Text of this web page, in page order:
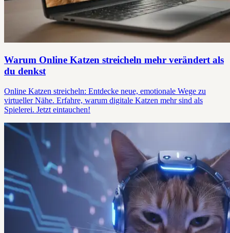
Warum Online Katzen streicheln mehr verändert als
du denkst
Online Katzen streicheln: Entdecke neue, emotionale Wege zu
virtueller Nähe. Erfahre, warum digitale Katzen mehr sind als
Spielerei. Jetzt eintauchen!